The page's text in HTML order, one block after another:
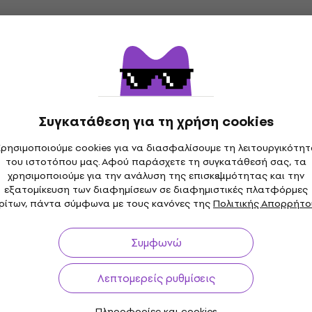
Συγκατάθεση για τη χρήση cookies
cookies για να διασφαλίσουμε τη
του ιστοτόπου μας. Αφού παράσχετε τη συγκατάθεσή σας, τα
χρησιμοποιούμε για την ανάλυση της επισκεψιμότητας και την
εξατομίκευση των διαφημίσεων σε διαφημιστικές πλατφόρμες
πάντα σύμφωνα με τους κανόνες τηςΠολιτικής
Συμφωνώ
Λεπτομερείς ρυθμίσεις
Konig & Meyer 13415
Ορχήστρας Black
Κάθισμα Ορχήστρας
215 €
13490 Κάθισμα
προμηθευτή
Konig & Meyer 13405
Ορχήστρας Black
Κάθισμα Ορχήστρας
169 €
Μόνο με παραγγελία